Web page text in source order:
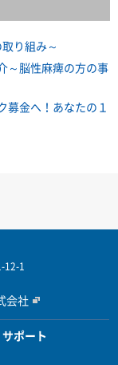
り組み～
～脳性麻痺の方の事
募金へ！あなたの１
12-1
会社
ポート